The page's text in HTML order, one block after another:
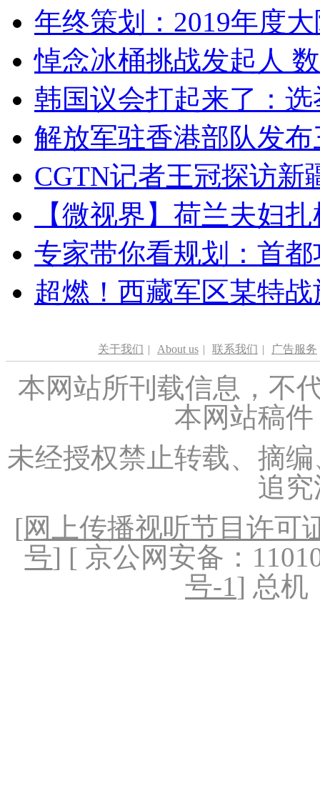
年终策划：2019年度
悼念冰桶挑战发起人
韩国议会打起来了：
解放军驻香港部队发
CGTN记者王冠探访新
【微视界】荷兰夫妇
专家带你看规划：首
超燃！西藏军区某特
关于我们 | About us | 联系我们 | 广告服务
本网站所刊载信息，不
本网站稿
未经授权禁止转载、摘
追
[网上传播视听节目许可
号] [ 京公网安备：
号-1] 总机